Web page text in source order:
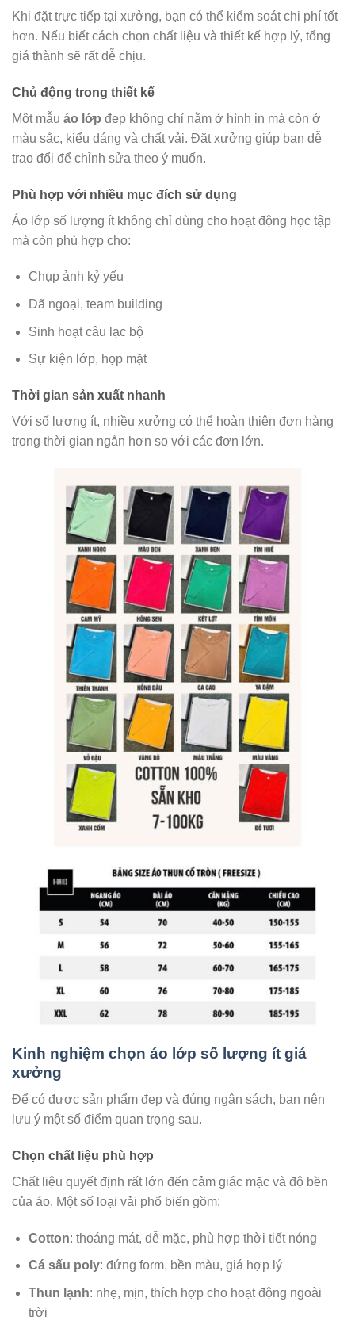
Khi đặt trực tiếp tại xưởng, bạn có thể kiểm soát chi phí tốt
hơn. Nếu biết cách chọn chất liệu và thiết kế hợp lý, tổng
giá thành sẽ rất dễ chịu.
Chủ động trong thiết kế
Một mẫu áo lớp đẹp không chỉ nằm ở hình in mà còn ở
màu sắc, kiểu dáng và chất vải. Đặt xưởng giúp bạn dễ
trao đổi để chỉnh sửa theo ý muốn.
Phù hợp với nhiều mục đích sử dụng
Áo lớp số lượng ít không chỉ dùng cho hoạt động học tập
mà còn phù hợp cho:
Chụp ảnh kỷ yếu
Dã ngoại, team building
Sinh hoạt câu lạc bộ
Sự kiện lớp, họp mặt
Thời gian sản xuất nhanh
Với số lượng ít, nhiều xưởng có thể hoàn thiện đơn hàng
trong thời gian ngắn hơn so với các đơn lớn.
Kinh nghiệm chọn áo lớp số lượng ít giá
xưởng
Để có được sản phẩm đẹp và đúng ngân sách, bạn nên
lưu ý một số điểm quan trọng sau.
Chọn chất liệu phù hợp
Chất liệu quyết định rất lớn đến cảm giác mặc và độ bền
của áo. Một số loại vải phổ biến gồm:
Cotton: thoáng mát, dễ mặc, phù hợp thời tiết nóng
Cá sấu poly: đứng form, bền màu, giá hợp lý
Thun lạnh: nhẹ, mịn, thích hợp cho hoạt động ngoài
trời